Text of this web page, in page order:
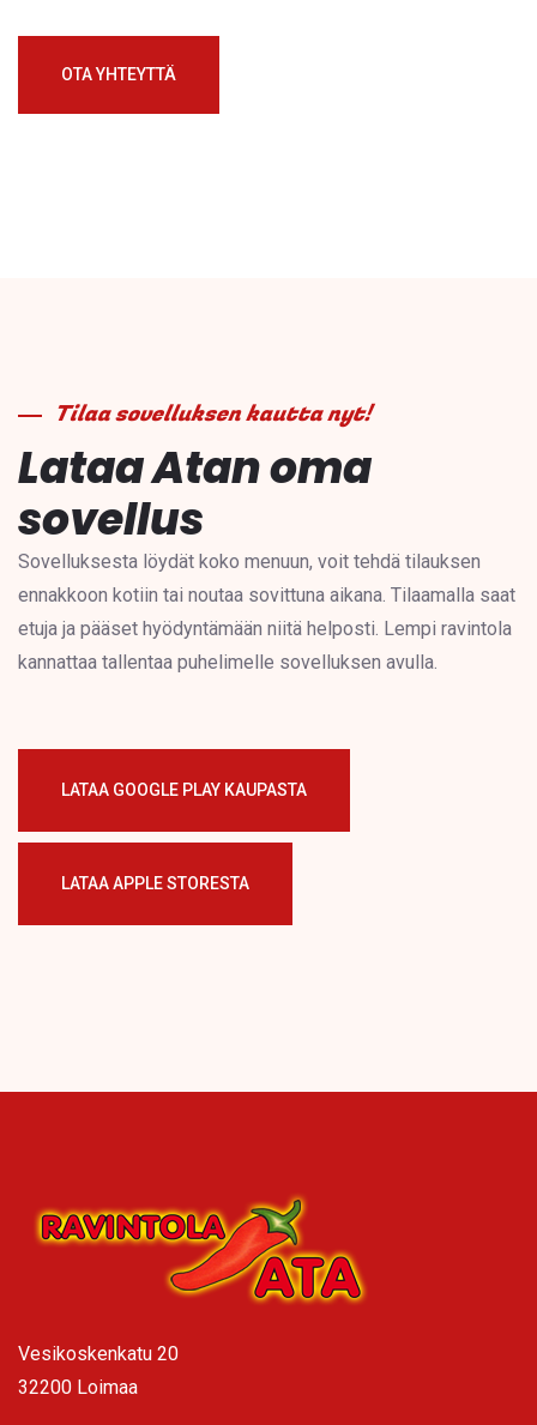
OTA YHTEYTTÄ
Tilaa sovelluksen kautta nyt!
Lataa Atan oma
sovellus
Sovelluksesta löydät koko menuun, voit tehdä tilauksen
ennakkoon kotiin tai noutaa sovittuna aikana. Tilaamalla saat
etuja ja pääset hyödyntämään niitä helposti. Lempi ravintola
kannattaa tallentaa puhelimelle sovelluksen avulla.
LATAA GOOGLE PLAY KAUPASTA
LATAA APPLE STORESTA
Vesikoskenkatu 20
32200 Loimaa